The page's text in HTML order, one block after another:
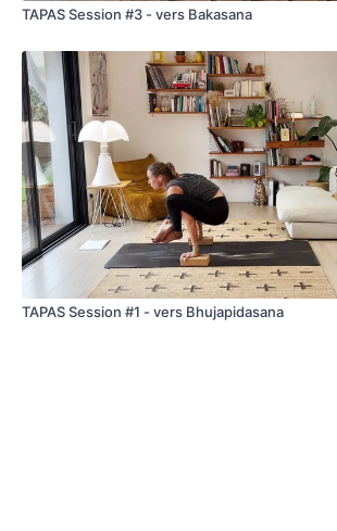
TAPAS Session #3 - vers Bakasana
TAPAS Session #1 - vers Bhujapidasana